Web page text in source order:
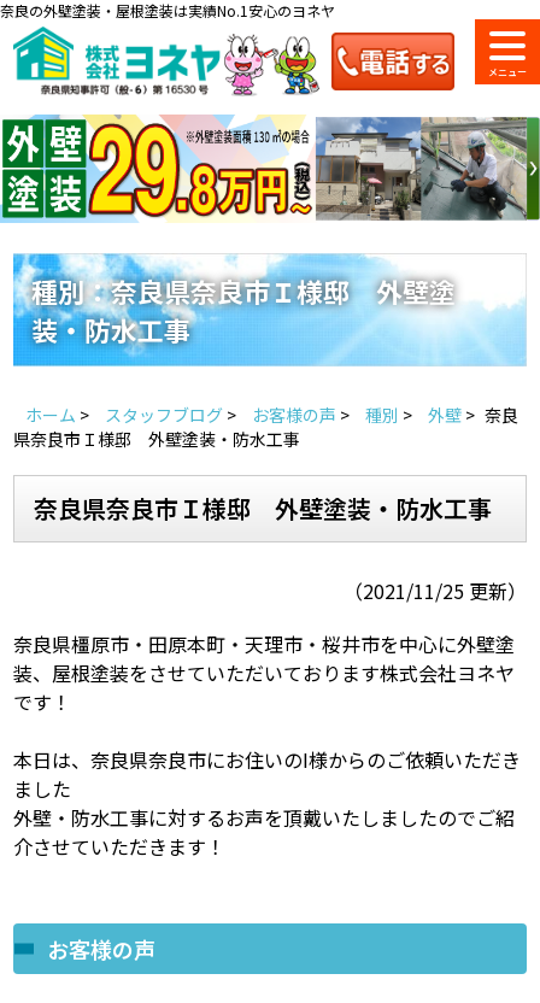
奈良の外壁塗装・屋根塗装は実績No.1安心のヨネヤ
料金一覧 会社案内 ショールーム
のご紹介
来店予約 お電話
地域の事例がいっぱい
Home お客様の声
よくあるご質問
スタッフブログ 屋根リフォームについて
ヨネヤがお客様から選ばれる10の
理由
工場倉庫改修
見積もりシミュレーション
種別：奈良県奈良市Ｉ様邸 外壁塗
装・防水工事
ホーム > スタッフブログ > お客様の声 > 種別 > 外壁 > 奈良
県奈良市Ｉ様邸 外壁塗装・防水工事
奈良県奈良市Ｉ様邸 外壁塗装・防水工事
（2021/11/25 更新）
奈良県橿原市・田原本町・天理市・桜井市を中心に外壁塗
装、屋根塗装をさせていただいております株式会社ヨネヤ
です！
本日は、奈良県奈良市にお住いのI様からのご依頼いただき
ました
外壁・防水工事に対するお声を頂戴いたしましたのでご紹
介させていただきます！
お客様の声